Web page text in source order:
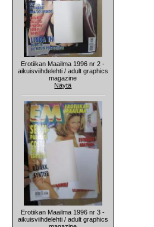
Erotiikan Maailma 1996 nr 2 -
aikuisviihdelehti / adult graphics
magazine
Näytä
Erotiikan Maailma 1996 nr 3 -
aikuisviihdelehti / adult graphics